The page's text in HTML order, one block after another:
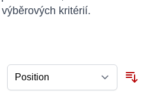
kritérií.